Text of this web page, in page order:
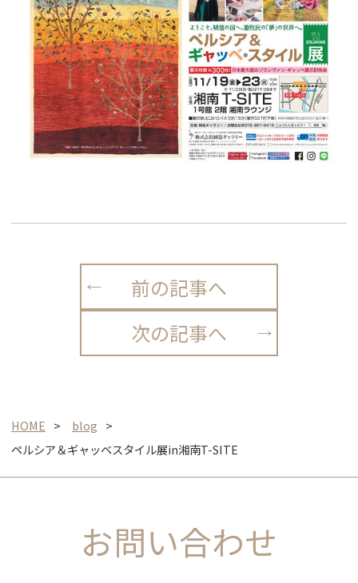
前の記事へ
次の記事へ
HOME
blog
ペルシア＆ギャッベスタイル展in湘南T-SITE
お問い合わせ